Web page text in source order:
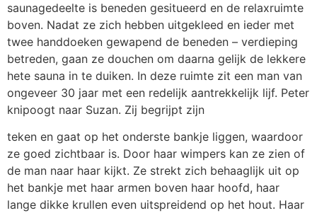
saunagedeelte is beneden gesitueerd en de relaxruimte
boven. Nadat ze zich hebben uitgekleed en ieder met
twee handdoeken gewapend de beneden – verdieping
betreden, gaan ze douchen om daarna gelijk de lekkere
hete sauna in te duiken. In deze ruimte zit een man van
ongeveer 30 jaar met een redelijk aantrekkelijk lijf. Peter
knipoogt naar Suzan. Zij begrijpt zijn
teken en gaat op het onderste bankje liggen, waardoor
ze goed zichtbaar is. Door haar wimpers kan ze zien of
de man naar haar kijkt. Ze strekt zich behaaglijk uit op
het bankje met haar armen boven haar hoofd, haar
lange dikke krullen even uitspreidend op het hout. Haar